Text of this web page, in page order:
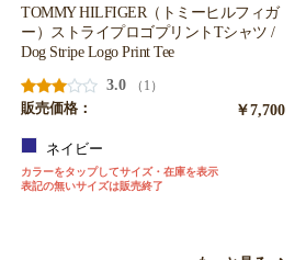
TOMMY HILFIGER（トミーヒルフィガ
ー）ストライプロゴプリントTシャツ /
Dog Stripe Logo Print Tee
3.0
（1）
販売価格：
￥7,700
ネイビー
カラーをタップしてサイズ・在庫を表示
表記の無いサイズは販売終了